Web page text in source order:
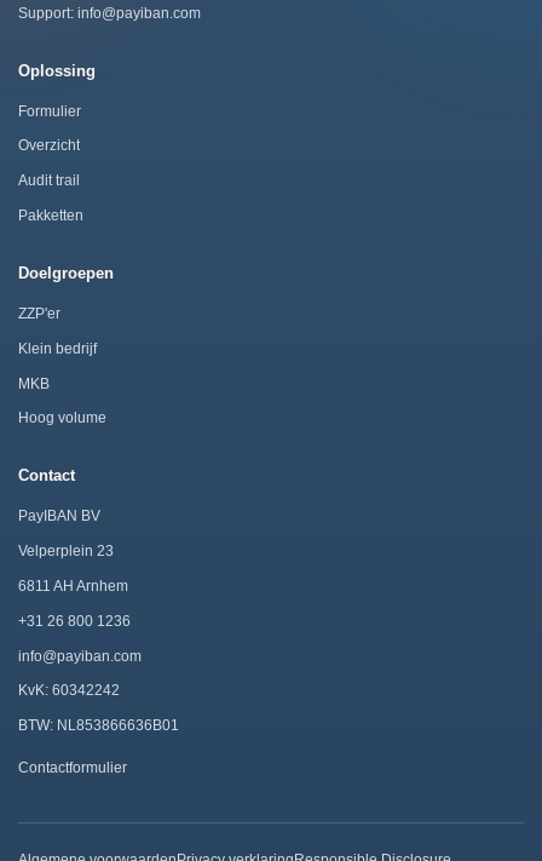
Support: info@payiban.com
Oplossing
Formulier
Overzicht
Audit trail
Pakketten
Doelgroepen
ZZP'er
Klein bedrijf
MKB
Hoog volume
Contact
PayIBAN BV
Velperplein 23
6811 AH Arnhem
+31 26 800 1236
info@payiban.com
KvK: 60342242
BTW: NL853866636B01
Contactformulier